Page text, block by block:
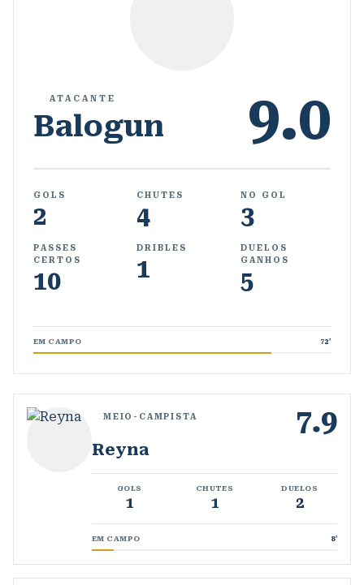
ATACANTE
Balogun 9.0
GOLS
2
CHUTES
4
NO GOL
3
PASSES
CERTOS
10
DRIBLES
1
DUELOS
GANHOS
5
EM CAMPO 72'
MEIO-CAMPISTA 7.9
Reyna
GOLS
1
CHUTES
1
DUELOS
2
EM CAMPO 8'